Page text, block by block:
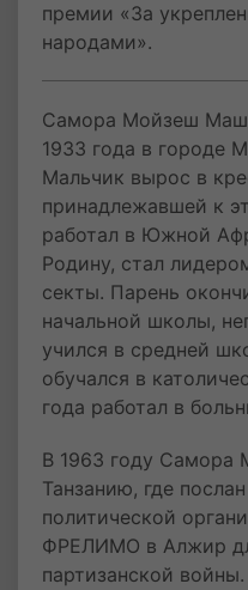
премии «За
народами».
Самора Мойзеш
1933 года в городе
Мальчик вырос в
принадлежавшей к
работал в Южной
Родину, стал
секты. Парень
начальной школы,
учился в средней
обучался в
года работал в
В 1963 году Самора
Танзанию, где
политической
ФРЕЛИМО в Алжир
партизанской